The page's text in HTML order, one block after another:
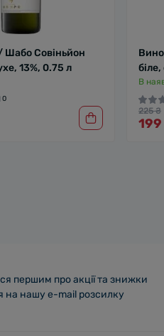
Шабо Совіньйон
13%, 0.75 л
0
В
225 ₴
першим про акції та знижки
на нашу e-mail розсилку